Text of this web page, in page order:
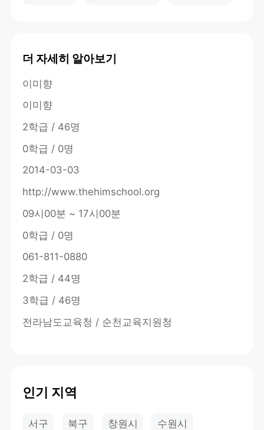
더 자세히 알아보기
이미향
이미향
2학급 / 46명
0학급 / 0명
2014-03-03
http://www.thehimschool.org
09시00분 ~ 17시00분
0학급 / 0명
061-811-0880
2학급 / 44명
3학급 / 46명
전라남도교육청 / 순천교육지원청
인기 지역
서구 북구 창원시 수원시